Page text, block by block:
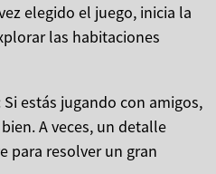
elegido el juego, inicia la
las habitaciones
Si estás jugando con amigos,
A veces, un detalle
para resolver un gran